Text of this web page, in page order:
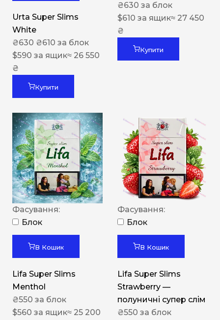
Urta Super Slims
White
₴630 ₴610 за блок
$590 за ящик≈ 26 550
₴
Купити
₴630 за блок
$610 за ящик≈ 27 450
₴
Купити
Фасування:
Блок
В Кошик
Lifa Super Slims
Menthol
₴550 за блок
$560 за ящик≈ 25 200
Фасування:
Блок
В Кошик
Lifa Super Slims
Strawberry —
полуничні супер слім
₴550 за блок